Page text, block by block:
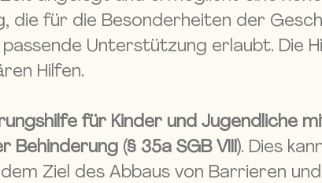
die für die Besonderheiten der
passende Unterstützung erlaubt. Die
Hilfen.
für Kinder und Jugendliche
(§ 35a SGB VIII). Dies
Ziel des Abbaus von Barrieren